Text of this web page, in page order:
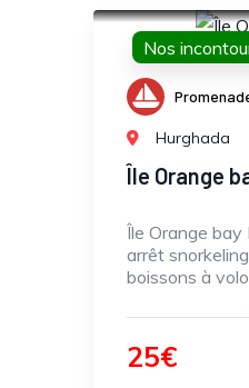
Nos
Hurghada
Île Orange
Île Orange bay
arrêt
boissons à
25€